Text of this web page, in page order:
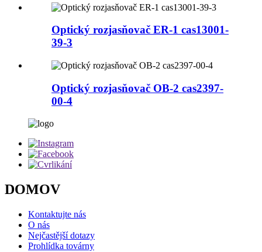
Optický rozjasňovač ER-1 cas13001-
39-3
Optický rozjasňovač OB-2 cas2397-
00-4
DOMOV
Kontaktujte nás
O nás
Nejčastější dotazy
Prohlídka továrny